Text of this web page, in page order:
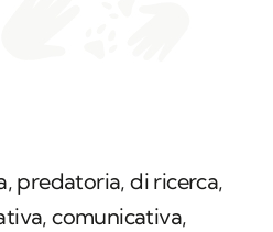
predatoria, di ricerca,
comunicativa,